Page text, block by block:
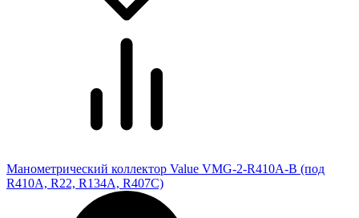
Манометрический коллектор Value VMG-2-R410A-B (под
R410A, R22, R134A, R407C)